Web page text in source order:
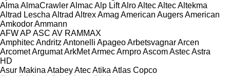
Alma AlmaCrawlerAlmacAlp LiftAlroAltecAltecAltekma
Altrad Lescha Altrad AltrexAmag American AugersAmerican
AmkodorAmmann
AFWAP ASC AV RAMMAX
AmphitecAndritz Antonelli ApageoArbetsvagnarArcen
ArcometArgumatArkMetArmecArnproAscomAstecAstra
HD
Asur Makina AtabeyAtecAtika Atlas Copco